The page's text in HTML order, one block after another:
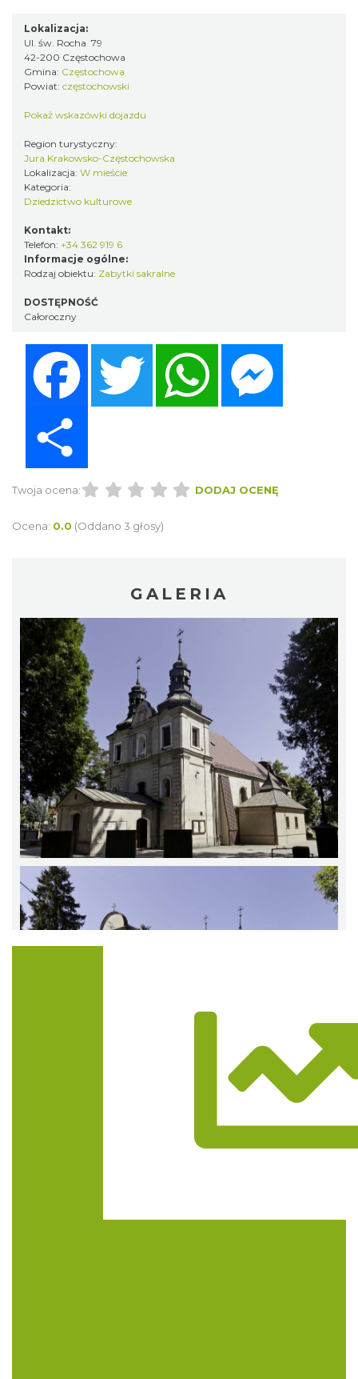
Lokalizacja:
Ul. św. Rocha 79
42-200 Częstochowa
Gmina: Częstochowa
Powiat: częstochowski
Pokaż wskazówki dojazdu
Region turystyczny:
Jura Krakowsko-Częstochowska
Lokalizacja: W mieście
Kategoria:
Dziedzictwo kulturowe
Kontakt:
Telefon: +34 362 919 6
Informacje ogólne:
Rodzaj obiektu: Zabytki sakralne
DOSTĘPNOŚĆ
Całoroczny
Twitter WhatsApp
Twoja ocena: DODAJ OCENĘ
Ocena: 0.0 (Oddano 3 głosy)
GALERIA